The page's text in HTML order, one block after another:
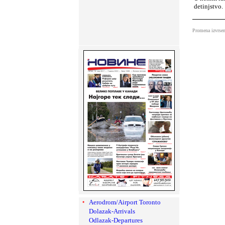
Aerodrom/Airport Toronto
Dolazak-Arrivals
Odlazak-Departures
detinjstvo.
Promena